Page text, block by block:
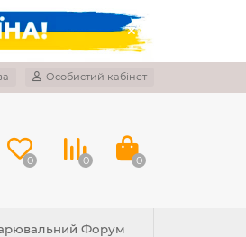
Особистий кабінет
0 0 0
Форум